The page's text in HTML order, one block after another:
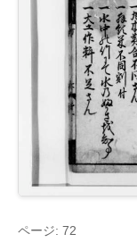
ページ: 72